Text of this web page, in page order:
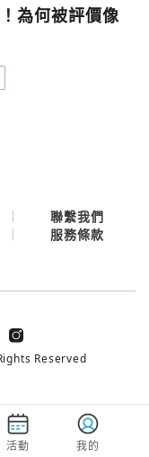
為何被評價像
活動 我的
聯繫我們
服務條款
Reserved